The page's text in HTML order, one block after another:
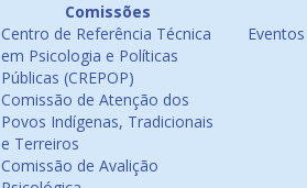
Comissões
Centro de Referência Técnica
em Psicologia e Políticas
Públicas (CREPOP)
Comissão de Atenção dos
Povos Indígenas, Tradicionais
e Terreiros
Comissão de Avalição